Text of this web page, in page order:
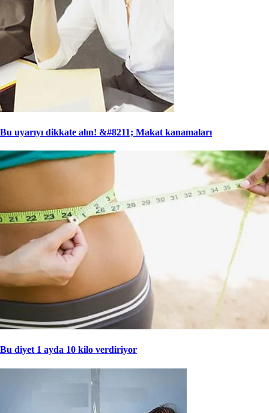
Bu uyarıyı dikkate alın! &#8211; Makat kanamaları
Bu diyet 1 ayda 10 kilo verdiriyor